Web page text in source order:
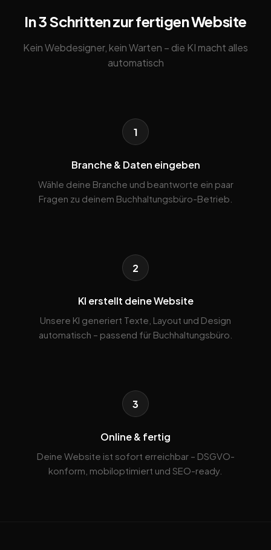
In 3 Schritten zur fertigen Website
Kein Webdesigner, kein Warten – die KI macht alles
automatisch
1
Branche & Daten eingeben
Wähle deine Branche und beantworte ein paar
Fragen zu deinem Buchhaltungsbüro-Betrieb.
2
KI erstellt deine Website
Unsere KI generiert Texte, Layout und Design
automatisch – passend für Buchhaltungsbüro.
3
Online & fertig
Deine Website ist sofort erreichbar – DSGVO-
konform, mobiloptimiert und SEO-ready.